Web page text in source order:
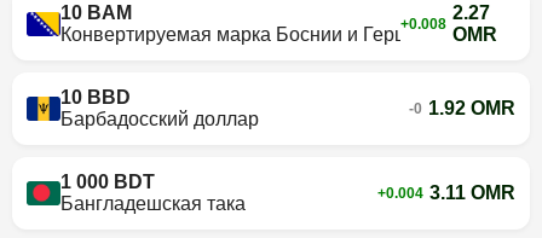
10 BAM
Конвертируемая марка Боснии и Герцеговины
+0.008
2.27
OMR
10 BBD
Барбадосский доллар
-0 1.92 OMR
1 000 BDT
Бангладешская така
+0.004 3.11 OMR